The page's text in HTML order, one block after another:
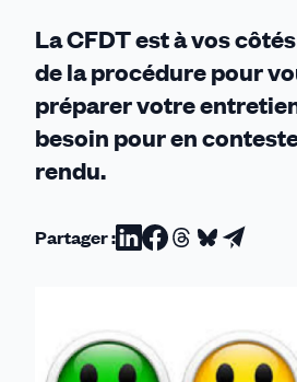
La CFDT est à vos
de la procédure pour
préparer votre
besoin pour en
rendu.
Partager :Partager
Partager
Partager
Partager
Partager